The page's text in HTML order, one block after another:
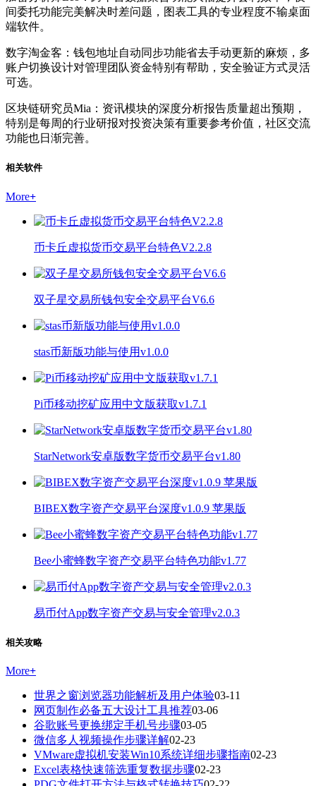
间委托功能完美解决时差问题，图表工具的专业程度不输桌面
端软件。
数字淘金客：钱包地址自动同步功能省去手动更新的麻烦，多
账户切换设计对管理团队资金特别有帮助，安全验证方式灵活
可选。
区块链研究员Mia：资讯模块的深度分析报告质量超出预期，
特别是每周的行业研报对投资决策有重要参考价值，社区交流
功能也日渐完善。
相关软件
More+
币卡丘虚拟货币交易平台特色V2.2.8
双子星交易所钱包安全交易平台V6.6
stas币新版功能与使用v1.0.0
Pi币移动挖矿应用中文版获取v1.7.1
StarNetwork安卓版数字货币交易平台v1.80
BIBEX数字资产交易平台深度v1.0.9 苹果版
Bee小蜜蜂数字资产交易平台特色功能v1.77
易币付App数字资产交易与安全管理v2.0.3
相关攻略
More+
世界之窗浏览器功能解析及用户体验03-11
网页制作必备五大设计工具推荐03-06
谷歌账号更换绑定手机号步骤03-05
微信多人视频操作步骤详解02-23
VMware虚拟机安装Win10系统详细步骤指南02-23
Excel表格快速筛选重复数据步骤02-23